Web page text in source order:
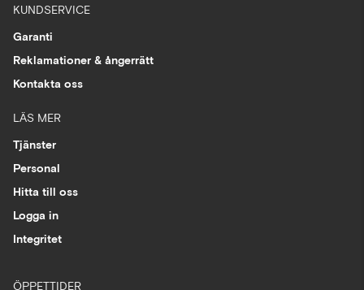
KUNDSERVICE
Garanti
Reklamationer & ångerrätt
Kontakta oss
LÄS MER
Tjänster
Personal
Hitta till oss
Logga in
Integritet
ÖPPETTIDER